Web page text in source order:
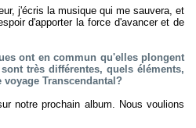
j'écris la musique qui me sauvera, et
d'apporter la force d'avancer et de
ont en commun qu'elles plongent
très différentes, quels éléments,
Transcendantal?
notre prochain album. Nous voulions